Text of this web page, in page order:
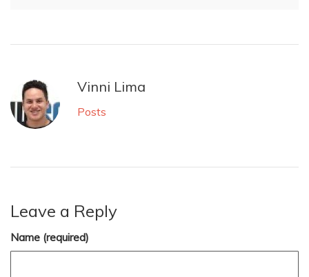
Vinni Lima
Posts
Leave a Reply
Name (required)